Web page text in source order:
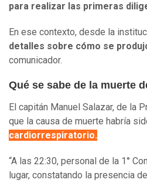
para realizar las primeras
En ese contexto, desde la
detalles sobre cómo se
comunicador.
Qué se sabe de la muerte
El capitán Manuel Salazar, de la
que la causa de muerte habría
cardiorrespiratorio.
“A las 22:30, personal de la 1°
lugar, constatando la presencia